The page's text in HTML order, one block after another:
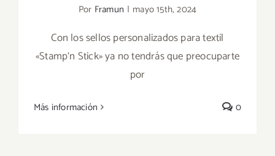
Sellos personalizados para textil: La
solución ideal para los campamentos de
verano
Por Framun | mayo 15th, 2024
Con los sellos personalizados para textil
«Stamp‘n Stick» ya no tendrás que preocuparte
por
Más información 0